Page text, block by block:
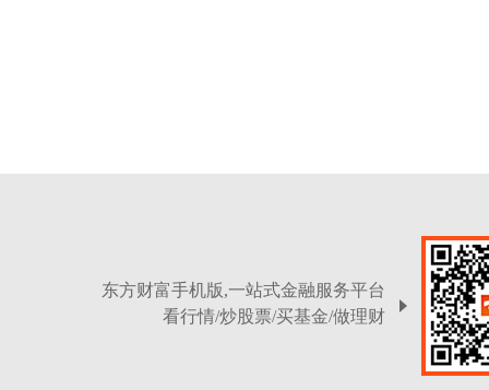
东方财富手机版,一站式金融服务平台
看行情/炒股票/买基金/做理财